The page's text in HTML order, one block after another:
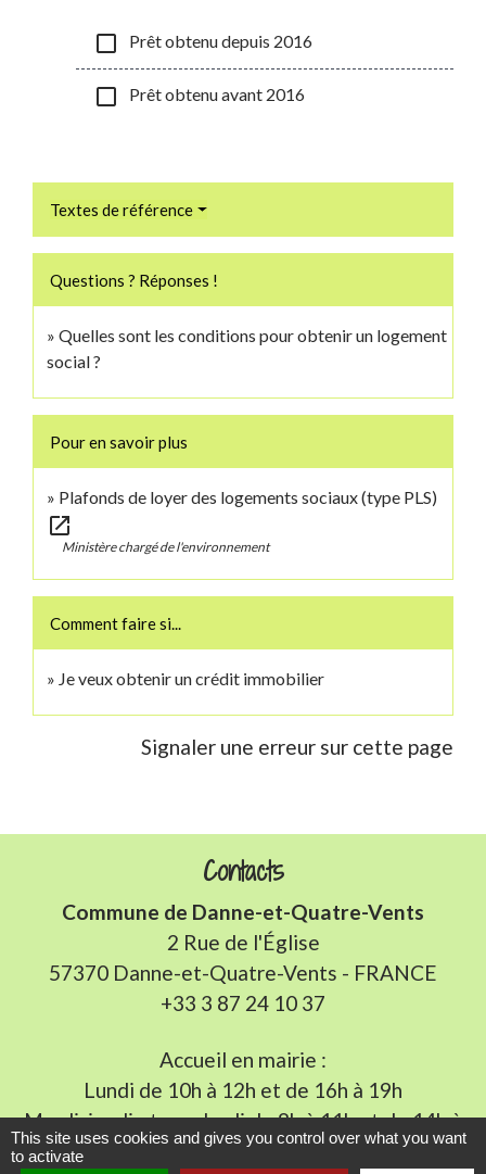
check_box_outline_blank Prêt obtenu depuis 2016
check_box_outline_blank Prêt obtenu avant 2016
Textes de référence
Questions ? Réponses !
Quelles sont les conditions pour obtenir un logement
social ?
Pour en savoir plus
Plafonds de loyer des logements sociaux (type PLS)
open_in_new
Ministère chargé de l'environnement
Comment faire si...
Je veux obtenir un crédit immobilier
Signaler une erreur sur cette page
Contacts
Commune de Danne-et-Quatre-Vents
2 Rue de l'Église
57370 Danne-et-Quatre-Vents - FRANCE
+33 3 87 24 10 37
Accueil en mairie :
Lundi de 10h à 12h et de 16h à 19h
Mardi, jeudi et vendredi de 8h à 11h et de 14h à
16h (fermé le mercredi).
This site uses cookies and gives you control over what you want
to activate